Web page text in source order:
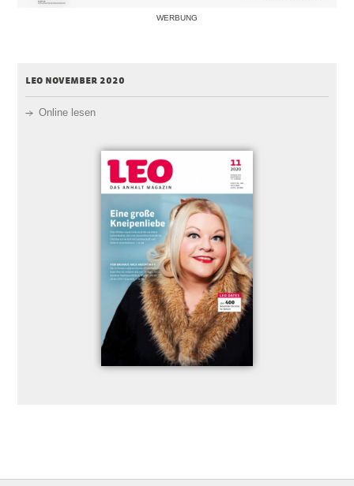
WERBUNG
leo november 2020
Online lesen